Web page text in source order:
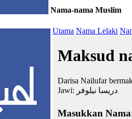
Nama-nama Muslim
Utama Nama Lelaki
Maksud
Darisa Nailufar
Jawi: دريسا نيلوفر
Masukkan